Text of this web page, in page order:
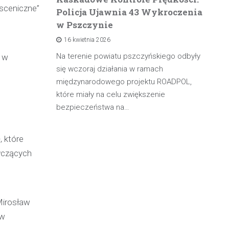
które
z
Policja Ujawnia 43 Wykroczenia
w Pszczynie
16 kwietnia 2026
Na terenie powiatu pszczyńskiego odbyły
się wczoraj działania w ramach
międzynarodowego projektu ROADPOL,
które miały na celu zwiększenie
bezpieczeństwa na…